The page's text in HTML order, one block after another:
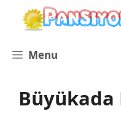
İçeriğe
Menu
Büyükada